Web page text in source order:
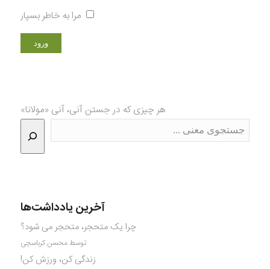
مرا به خاطر بسپار
هر چیزی که در جستن آنی، آنی «مولانا»
آخرین یادداشت‌ها
چرا یک متحجر، متحجر می شود؟
توسط محسن کرباسچی
زندگی کن، ورزش کن!